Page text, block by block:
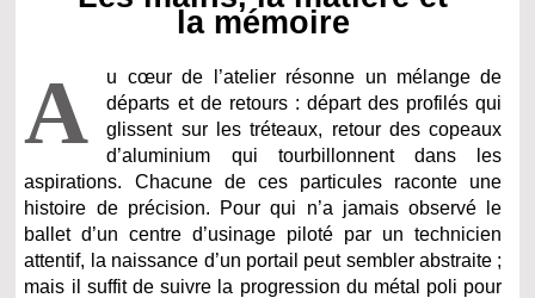
la mémoire
A
u cœur de l’atelier résonne un mélange de
départs et de retours : départ des profilés qui
glissent sur les tréteaux, retour des copeaux
d’aluminium qui tourbillonnent dans les
aspirations. Chacune de ces particules raconte une
histoire de précision. Pour qui n’a jamais observé le
ballet d’un centre d’usinage piloté par un technicien
attentif, la naissance d’un portail peut sembler abstraite ;
mais il suffit de suivre la progression du métal poli pour